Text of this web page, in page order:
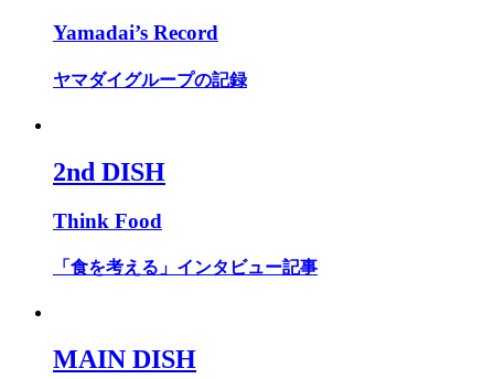
Yamadai’s Record
ヤマダイグループの記録
2nd DISH
Think Food
「食を考える」インタビュー記事
MAIN DISH